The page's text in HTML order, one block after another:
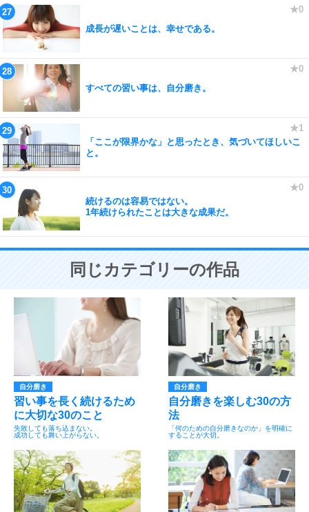
成長が遅いことは、幸せである。
すべての習い事は、自分磨き。
「ここが限界かな」と思ったとき、気づいてほしいこ
と。
続けるのは容易ではない。
1年続けられたことは大きな成果だ。
同じカテゴリーの作品
自分磨き
習い事を長く続けるため
に大切な30のこと
失敗しても落ち込まない。
成功しても舞い上がらない。
自分磨き
自分磨きを楽しむ30の方
法
「何のための自分磨きなのか」を明確に
することが大切。